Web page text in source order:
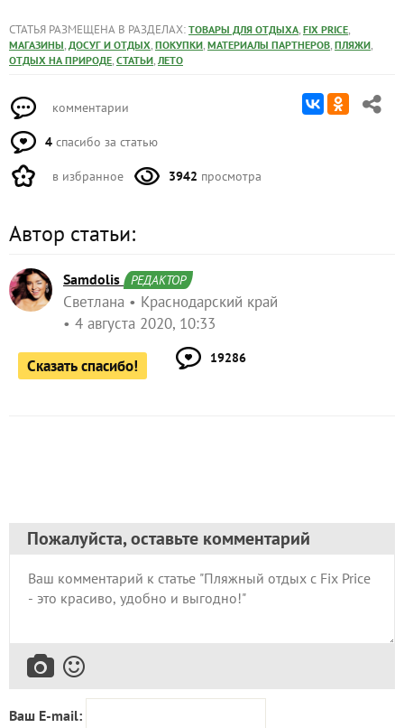
СТАТЬЯ РАЗМЕЩЕНА В РАЗДЕЛАХ: ТОВАРЫ ДЛЯ ОТДЫХА, FIX PRICE,
МАГАЗИНЫ, ДОСУГ И ОТДЫХ, ПОКУПКИ, МАТЕРИАЛЫ ПАРТНЕРОВ, ПЛЯЖИ,
ОТДЫХ НА ПРИРОДЕ, СТАТЬИ, ЛЕТО
комментарии
4 спасибо за статью
в избранное 3942 просмотра
Автор статьи:
Samdolis РЕДАКТОР
Светлана
Краснодарский край
4 августа 2020, 10:33
Сказать спасибо! 19286
Пожалуйста, оставьте комментарий
Ваш E-mail: